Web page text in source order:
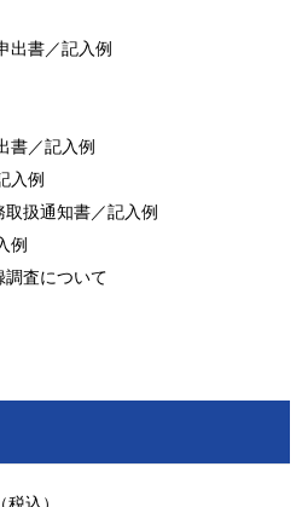
出書／記入例
書／記入例
入例
取扱通知書／記入例
例
調査について